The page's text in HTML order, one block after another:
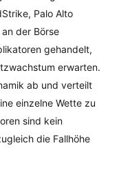
Palo Alto
der Börse
gehandelt,
erwarten.
ab und verteilt
einzelne Wette zu
sind kein
die Fallhöhe